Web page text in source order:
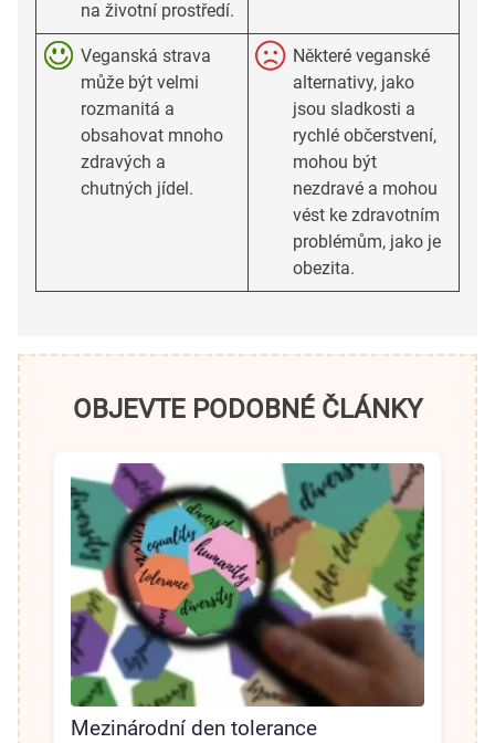
na životní prostředí.
Veganská strava
může být velmi
rozmanitá a
obsahovat mnoho
zdravých a
chutných jídel.
Některé veganské
alternativy, jako
jsou sladkosti a
rychlé občerstvení,
mohou být
nezdravé a mohou
vést ke zdravotním
problémům, jako je
obezita.
OBJEVTE PODOBNÉ ČLÁNKY
Mezinárodní den tolerance